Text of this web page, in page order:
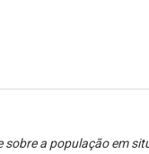
sobre a população em